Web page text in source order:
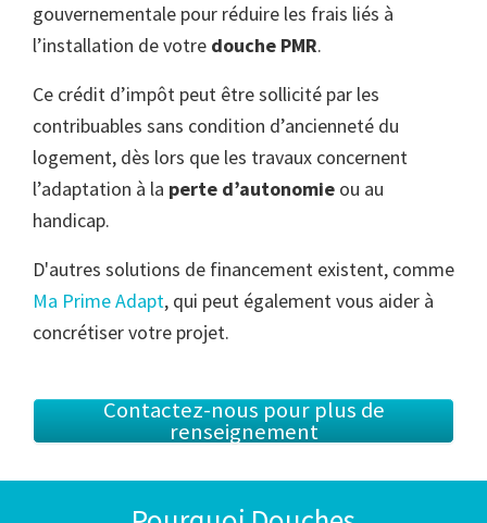
gouvernementale pour réduire les frais liés à
l’installation de votre douche PMR.
Ce crédit d’impôt peut être sollicité par les
contribuables sans condition d’ancienneté du
logement, dès lors que les travaux concernent
l’adaptation à la perte d’autonomie ou au
handicap.
D'autres solutions de financement existent, comme
Ma Prime Adapt, qui peut également vous aider à
concrétiser votre projet.
Contactez-nous pour plus de
renseignement